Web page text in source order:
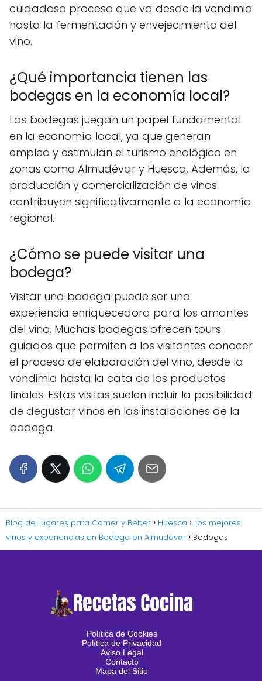
cuidadoso proceso que va desde la vendimia
hasta la fermentación y envejecimiento del
vino.
¿Qué importancia tienen las
bodegas en la economía local?
Las bodegas juegan un papel fundamental
en la economía local, ya que generan
empleo y estimulan el turismo enológico en
zonas como Almudévar y Huesca. Además, la
producción y comercialización de vinos
contribuyen significativamente a la economía
regional.
¿Cómo se puede visitar una
bodega?
Visitar una bodega puede ser una
experiencia enriquecedora para los amantes
del vino. Muchas bodegas ofrecen tours
guiados que permiten a los visitantes conocer
el proceso de elaboración del vino, desde la
vendimia hasta la cata de los productos
finales. Estas visitas suelen incluir la posibilidad
de degustar vinos en las instalaciones de la
bodega.
Blog de Lugares para Comer y Beber Huesca
Los mejores
vinos y experiencias en Bodega en Almudévar
Bodegas
Política de Cookies
Política de Privacidad
Aviso Legal
Contacto
Mapa del Sitio